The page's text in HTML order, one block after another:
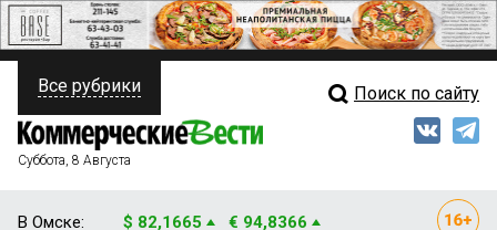
ПОЛИТИКА
ФИНАНСЫ
Свежий выпуск
Все рубрики Поиск по сайту
Суббота, 8 Августа
В Омске: $ 82,1665 € 94,8366